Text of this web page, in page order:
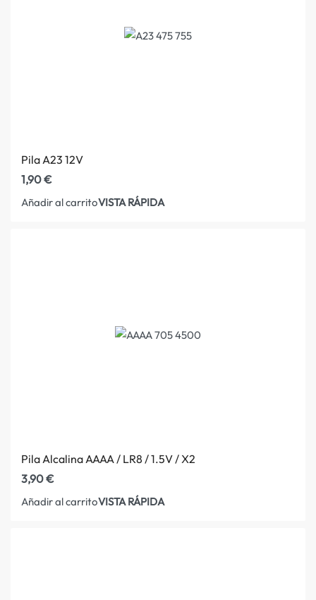
Pila A23 12V
1,90€
Añadir al carritoVISTA RÁPIDA
Pila Alcalina AAAA / LR8 / 1.5V / X2
3,90€
Añadir al carritoVISTA RÁPIDA